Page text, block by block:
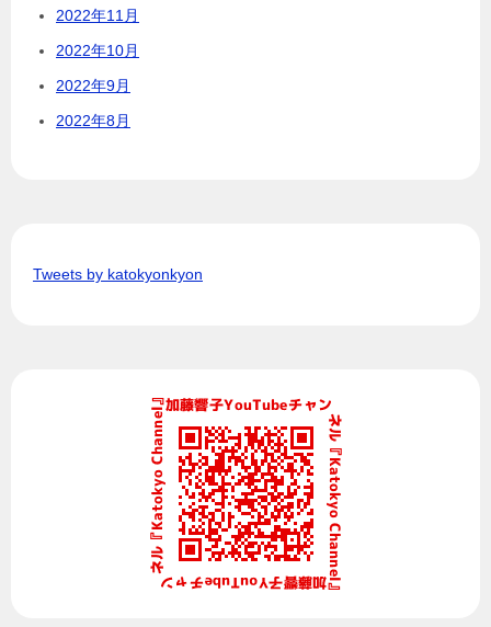
2022年11月
2022年10月
2022年9月
2022年8月
Tweets by katokyonkyon